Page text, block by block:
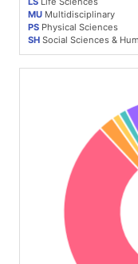
MU Multidisciplinary
PS Physical Sciences
SH Social Sciences &